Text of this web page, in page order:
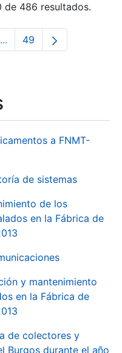
de 486 resultados.
...Páginas intermedias Use
Página
49
a FNMT-
de sistemas
de los
en la Fábrica de
y mantenimiento
en la Fábrica de
de colectores y
Burgos durante el año